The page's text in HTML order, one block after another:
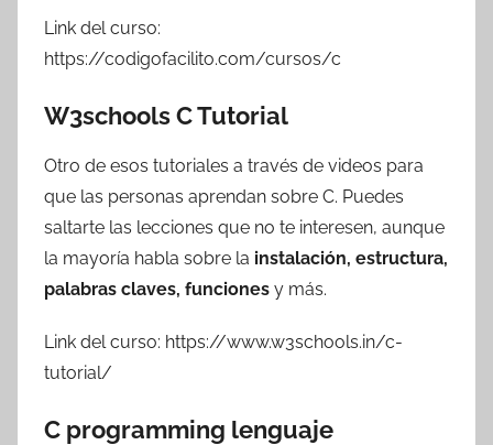
Link del curso:
https://codigofacilito.com/cursos/c
W3schools C Tutorial
Otro de esos tutoriales a través de videos para
que las personas aprendan sobre C. Puedes
saltarte las lecciones que no te interesen, aunque
la mayoría habla sobre la instalación, estructura,
palabras claves, funciones y más.
Link del curso: https://www.w3schools.in/c-
tutorial/
C programming lenguaje